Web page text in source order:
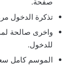
تذكرة الدخول مرة
للدخول.